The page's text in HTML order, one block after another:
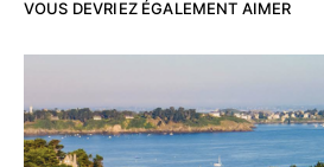
VOUS DEVRIEZ ÉGALEMENT AIMER